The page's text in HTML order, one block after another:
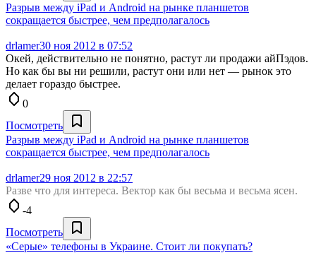
Разрыв между iPad и Android на рынке планшетов
сокращается быстрее, чем предполагалось
drlamer30 ноя 2012 в 07:52
Окей, действительно не понятно, растут ли продажи айПэдов.
Но как бы вы ни решили, растут они или нет — рынок это
делает гораздо быстрее.
0
Посмотреть
Разрыв между iPad и Android на рынке планшетов
сокращается быстрее, чем предполагалось
drlamer29 ноя 2012 в 22:57
Разве что для интереса. Вектор как бы весьма и весьма ясен.
-4
Посмотреть
«Серые» телефоны в Украине. Стоит ли покупать?